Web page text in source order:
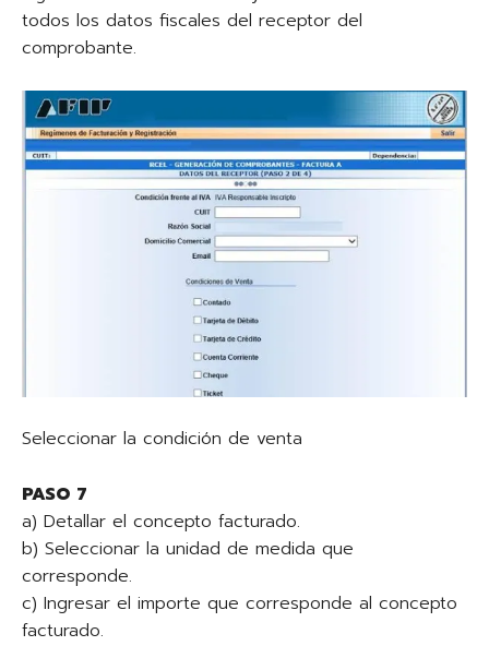
todos los datos fiscales del receptor del
comprobante.
Seleccionar la condición de venta
PASO 7
a) Detallar el concepto facturado.
b) Seleccionar la unidad de medida que
corresponde.
c) Ingresar el importe que corresponde al concepto
facturado.